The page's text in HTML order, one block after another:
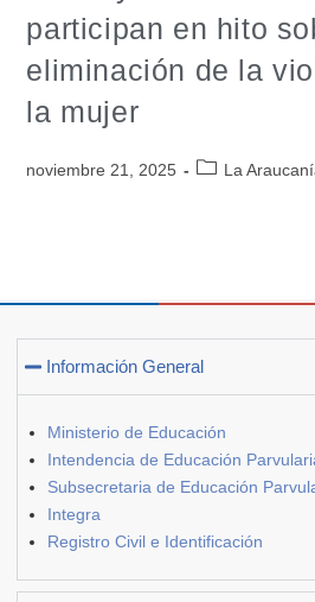
participan en hito
eliminación de la
la mujer
noviembre 21, 2025 La
Información General
Ministerio de Educación
Intendencia de Educación
Subsecretaria de Educación
Integra
Registro Civil e Identificación